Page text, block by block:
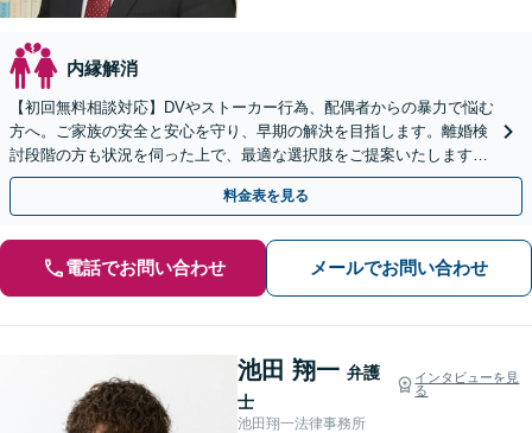
内縁解消
【初回無料相談対応】DVやストーカー行為、配偶者からの暴力で悩む
方へ。ご家族の安全と安心を守り、早期の解決を目指します。離婚検
討段階の方も状況を伺った上で、最適な選択肢をご提案いたします
【完全個室で相談可】【東室蘭駅1分】
料金表を見る
電話でお問い合わせ メールでお問い合わせ
池田 翔一 弁護
士
インタビューを見
る
池田翔一法律事務所